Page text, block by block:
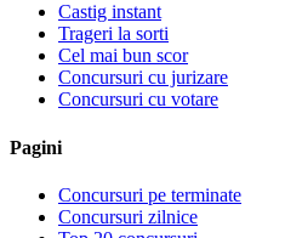
Castig instant
Trageri la sorti
Cel mai bun scor
Concursuri cu jurizare
Concursuri cu votare
Pagini
Concursuri pe terminate
Concursuri zilnice